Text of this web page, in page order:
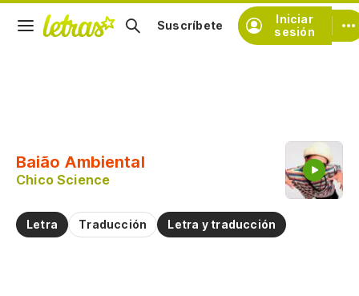
Iniciar
sesión
Suscríbete
Baião Ambiental
Chico Science
Letra Traducción Letra y traducción
Practicar la pronunciación de